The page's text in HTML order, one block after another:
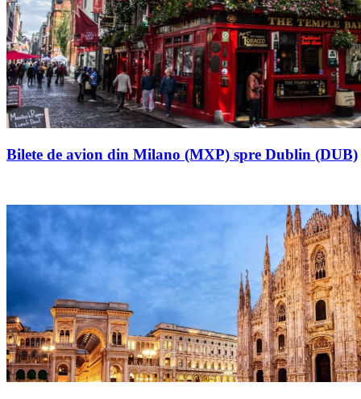
Bilete de avion din Milano (MXP) spre Dublin (DUB)